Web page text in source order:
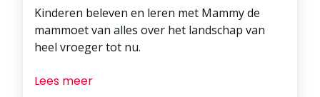
Kinderen beleven en leren met Mammy de
mammoet van alles over het landschap van
heel vroeger tot nu.
Lees meer